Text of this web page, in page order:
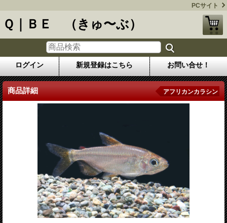
PCサイト
Ｑ｜ＢＥ （きゅ〜ぶ）
ログイン 新規登録はこちら お問い合せ！
商品詳細 アフリカンカラシン